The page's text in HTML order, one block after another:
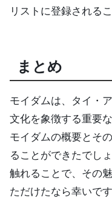
リストに登録される
まとめ
モイダムは、タイ・
文化を象徴する重要
モイダムの概要とそ
ることができたでし
触れることで、その
ただけたなら幸いです